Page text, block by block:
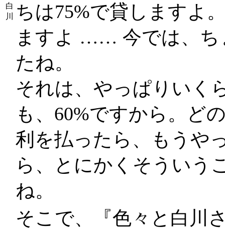
白
川
ちは75%で貸しますよ
ますよ …… 今では、ち
たね。
それは、やっぱりいく
も、60%ですから。ど
利を払ったら、もうや
ら、とにかくそういう
ね。
そこで、『色々と白川